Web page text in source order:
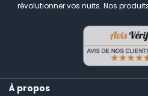
révolutionner vos nuits. Nos
À propos